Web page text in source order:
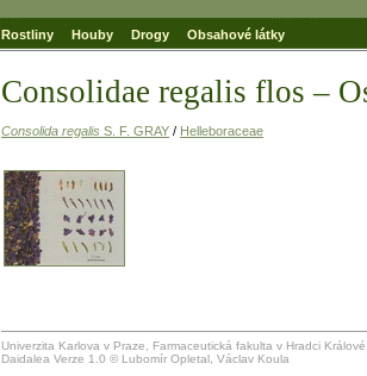
Rostliny Houby Drogy Obsahové látky
Consolidae regalis flos –
Consolida regalis S. F. GRAY / Helleboraceae
Univerzita Karlova v Praze, Farmaceutická fakulta v Hradci Králové
Daidalea Verze 1.0 © Lubomír Opletal, Václav Koula